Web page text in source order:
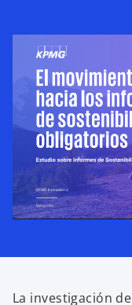
a
n
u
e
v
a
La investigación de